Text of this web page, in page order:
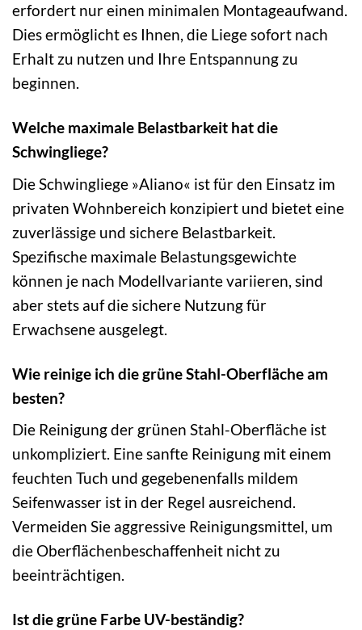
erfordert nur einen minimalen Montageaufwand.
Dies ermöglicht es Ihnen, die Liege sofort nach
Erhalt zu nutzen und Ihre Entspannung zu
beginnen.
Welche maximale Belastbarkeit hat die
Schwingliege?
Die Schwingliege »Aliano« ist für den Einsatz im
privaten Wohnbereich konzipiert und bietet eine
zuverlässige und sichere Belastbarkeit.
Spezifische maximale Belastungsgewichte
können je nach Modellvariante variieren, sind
aber stets auf die sichere Nutzung für
Erwachsene ausgelegt.
Wie reinige ich die grüne Stahl-Oberfläche am
besten?
Die Reinigung der grünen Stahl-Oberfläche ist
unkompliziert. Eine sanfte Reinigung mit einem
feuchten Tuch und gegebenenfalls mildem
Seifenwasser ist in der Regel ausreichend.
Vermeiden Sie aggressive Reinigungsmittel, um
die Oberflächenbeschaffenheit nicht zu
beeinträchtigen.
Ist die grüne Farbe UV-beständig?